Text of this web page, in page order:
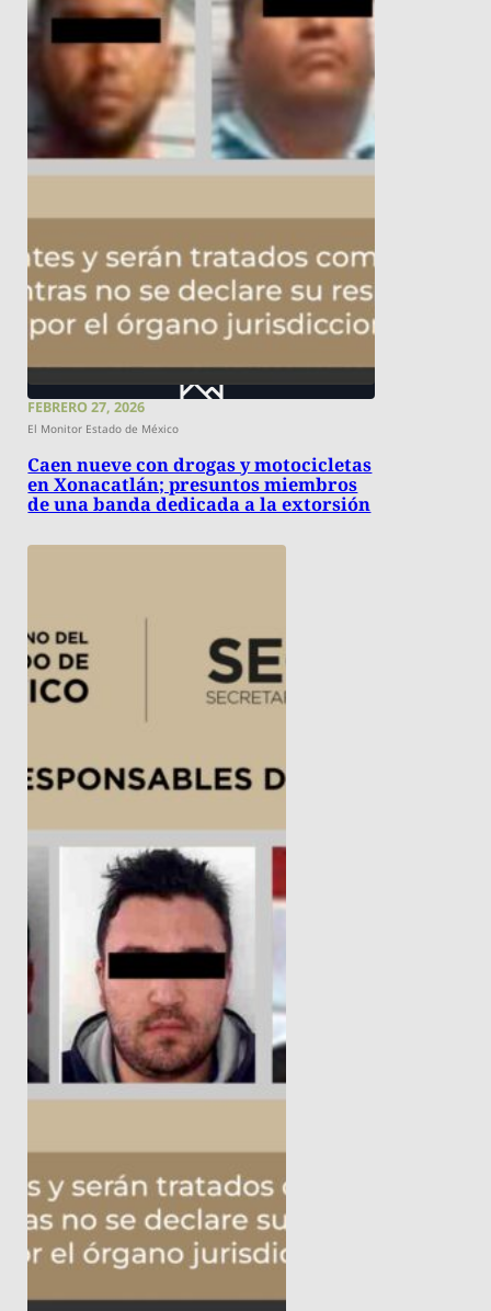
FEBRERO 27, 2026
El Monitor Estado de México
Caen nueve con drogas y motocicletas
en Xonacatlán; presuntos miembros
de una banda dedicada a la extorsión